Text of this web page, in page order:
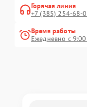
Горячая линия
+7 (385) 254-68-
Время работы
Ежедневно с